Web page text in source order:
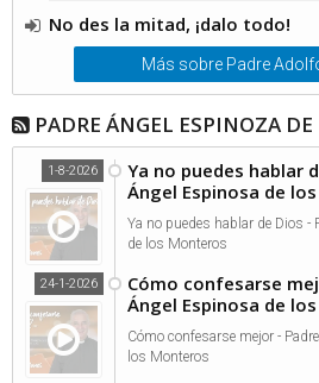
No des la mitad, ¡dalo todo!
Más sobre Padre
PADRE ÁNGEL ESPINOZA
Ya no puedes hablar
Ángel Espinosa de
1-8-2026
Ya no puedes hablar de Dios -
de los Monteros
Cómo confesarse
Ángel Espinosa de
24-1-2026
Cómo confesarse mejor -
los Monteros